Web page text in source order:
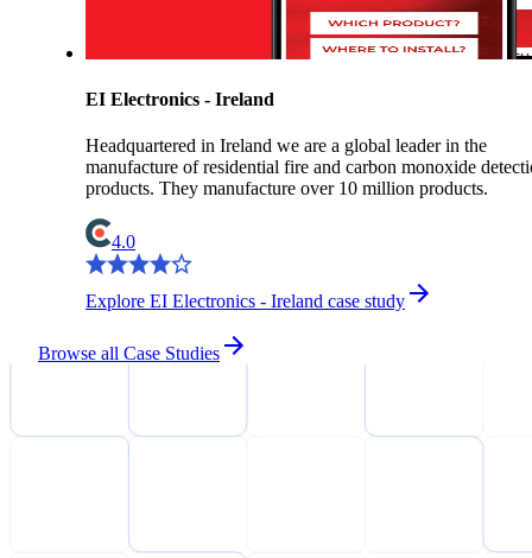
EI Electronics - Ireland
Headquartered in Ireland we are a global leader in the
manufacture of residential fire and carbon monoxide
products. They manufacture over 10 million products.
4.0
Explore EI Electronics - Ireland case study
Browse all Case Studies